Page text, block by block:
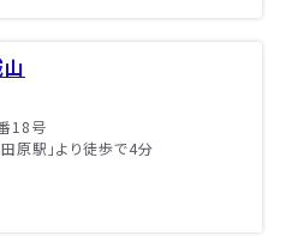
18号
原駅」より徒歩で4分